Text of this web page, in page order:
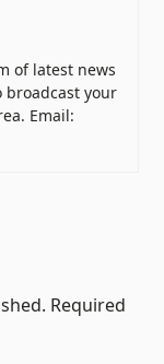
of latest news
broadcast your
Email:
Required